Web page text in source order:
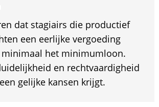
dat stagiairs die productief
een eerlijke vergoeding
minimaal het minimumloon.
en rechtvaardigheid
gelijke kansen krijgt.